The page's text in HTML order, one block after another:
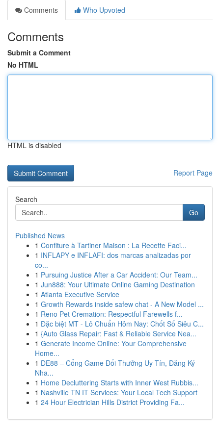
Comments
Who Upvoted
Comments
Submit a Comment
No HTML
HTML is disabled
Report Page
Search
Go
Published News
1 Confiture à Tartiner Maison : La Recette Faci...
1 INFLAPY e INFLAFI: dos marcas analizadas por
co...
1 Pursuing Justice After a Car Accident: Our Team...
1 Jun888: Your Ultimate Online Gaming Destination
1 Atlanta Executive Service
1 Growth Rewards inside safew chat - A New Model ...
1 Reno Pet Cremation: Respectful Farewells f...
1 Đặc biệt MT - Lô Chuẩn Hôm Nay: Chốt Số Siêu C...
1 {Auto Glass Repair: Fast & Reliable Service Nea...
1 Generate Income Online: Your Comprehensive
Home...
1 DE88 – Cổng Game Đổi Thưởng Uy Tín, Đăng Ký
Nha...
1 Home Decluttering Starts with Inner West Rubbis...
1 Nashville TN IT Services: Your Local Tech Support
1 24 Hour Electrician Hills District Providing Fa...